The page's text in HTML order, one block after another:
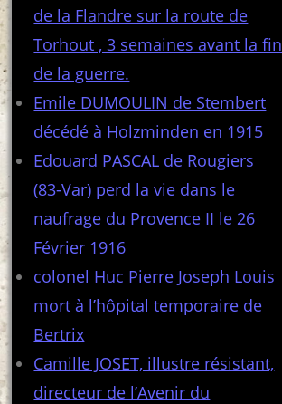
de la Flandre sur la route de
Torhout , 3 semaines avant la fin
de la guerre.
Emile DUMOULIN de Stembert
décédé à Holzminden en 1915
Edouard PASCAL de Rougiers
(83-Var) perd la vie dans le
naufrage du Provence II le 26
Février 1916
colonel Huc Pierre Joseph Louis
mort à l’hôpital temporaire de
Bertrix
Camille JOSET, illustre résistant,
directeur de l’Avenir du